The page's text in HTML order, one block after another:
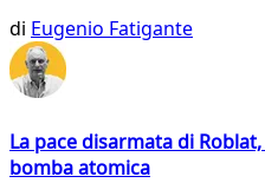
di Eugenio Fatigante
La pace disarmata di
bomba atomica